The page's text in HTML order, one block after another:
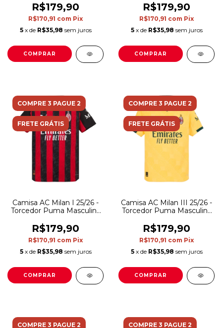
R$179,90
R$170,91 com Pix
5 x de R$35,98 sem juros
COMPRAR
vermelho e preto
R$179,90
R$170,91 com Pix
5 x de R$35,98 sem juros
COMPRAR
COMPRE 3 PAGUE 2
FRETE GRÁTIS
Camisa AC Milan I 25/26 -
Torcedor Puma Masculina
detalhes em cinza
R$179,90
R$170,91 com Pix
5 x de R$35,98 sem juros
COMPRAR
COMPRE 3 PAGUE 2
FRETE GRÁTIS
Camisa AC Milan III 25/26 -
Torcedor Puma Masculina
em verde
R$179,90
R$170,91 com Pix
5 x de R$35,98 sem juros
COMPRAR
COMPRE 3 PAGUE 2 COMPRE 3 PAGUE 2